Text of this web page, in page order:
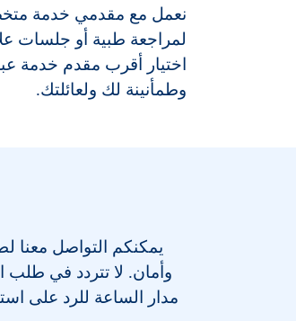
نعمل مع مقدمي خدمة
لمراجعة طبية أو جلسات
اختيار أقرب مقدم خدمة
وطمأنينة لك ولعائلتك.
يمكنكم التواصل معنا
وأمان. لا تتردد في طلب
مدار الساعة للرد على